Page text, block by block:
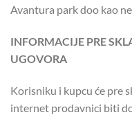
Avantura park doo kao
INFORMACIJE PRE
UGOVORA
Korisniku i kupcu će pre
internet prodavnici biti